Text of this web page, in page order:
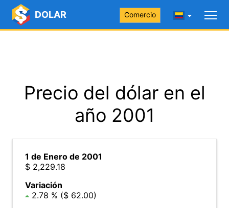
DOLAR Comercio
Precio del dólar en el
año 2001
1 de Enero de 2001
$ 2,229.18
Variación
2.78 % ($ 62.00)